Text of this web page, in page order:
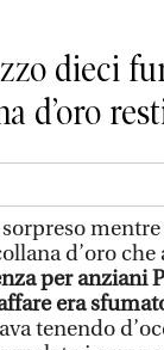
dieci
d’oro
d’oro
per anziani
era
tenendo